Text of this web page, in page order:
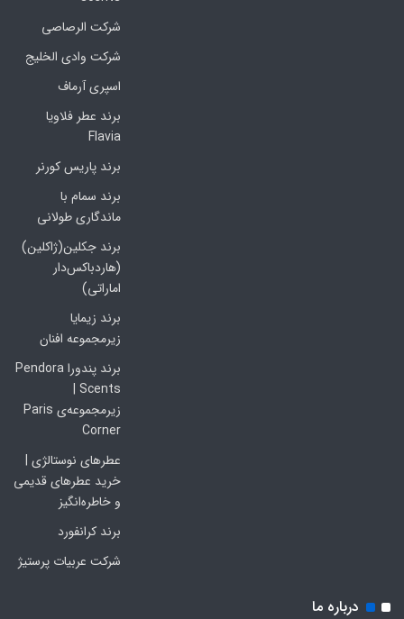
شرکت الرصاصی
شرکت وادی الخلیج
اسپری آرماف
برند عطر فلاویا
Flavia
برند پاریس کورنر
برند سمام با
ماندگاری طولانی
برند جکلین(ژاکلین)
(هاردباکس‌دار
اماراتی)
برند زیمایا
زیرمجموعه افنان
برند پندورا Pendora
Scents |
زیرمجموعه‌ی Paris
Corner
عطرهای نوستالژی |
خرید عطرهای قدیمی
و خاطره‌انگیز
برند کرانفورد
شرکت عربیات پرستیژ
درباره ما